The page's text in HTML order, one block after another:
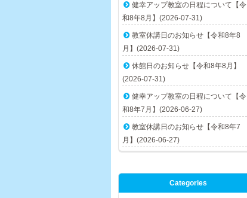
健幸アップ教室の日程について【令
和8年8月】(2026-07-31)
教室休講日のお知らせ【令和8年8
月】(2026-07-31)
休館日のお知らせ【令和8年8月】
(2026-07-31)
健幸アップ教室の日程について【令
和8年7月】(2026-06-27)
教室休講日のお知らせ【令和8年7
月】(2026-06-27)
Categories